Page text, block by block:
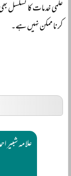
علمی خدمات کا
کرنا ممکن نہیں ہے۔
علامہ شبیر